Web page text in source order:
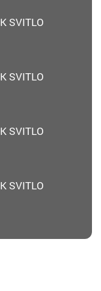
SVITLO
SVITLO
SVITLO
SVITLO